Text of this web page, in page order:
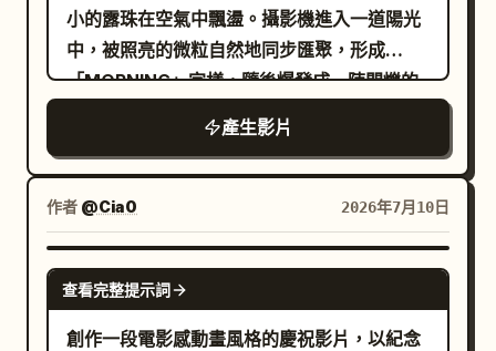
歐根紗袖子不只是布料，它們燃起虹彩光芒，
化作動能防護罩，彈開了螢幕外射來的隱形雷
射光束。 高頻的能量嗡嗡聲。雷射光束被彈開
時發出巨大的「劈啪」聲。 0:11 - 0:15 高潮：
進入「舞台焦點」，她抓住掛在破洞牛仔褲上
的粗鐵鍊。她用力一扯，鐵鍊瞬間過熱，變成
一條發光的電漿鞭。她將鐵鍊直接甩向攝影機
鏡頭。 金屬摩擦聲、咆哮的能量劈啪聲，以及
玻璃破碎的聲音。畫面切換至靜音。
小的露珠在空氣中飄盪。攝影機進入一道陽光
中，被照亮的微粒自然地同步匯聚，形成
「MORNING」字樣，隨後爆發成一陣閃爍的
金色塵埃。史詩級日出、電影感自然風光、超
寫實氛圍、令人屏息的 VFX 特效。
產生影片
作者 @Cia0 2026年7月10日
SEEDANCE 2.0
查看完整提示詞
創作一段電影感動畫風格的慶祝影片，以紀念